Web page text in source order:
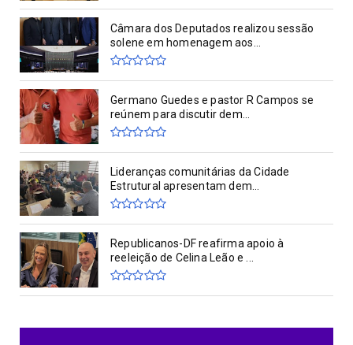
Câmara dos Deputados realizou sessão
solene em homenagem aos...
Germano Guedes e pastor R Campos se
reúnem para discutir dem...
Lideranças comunitárias da Cidade
Estrutural apresentam dem...
Republicanos-DF reafirma apoio à
reeleição de Celina Leão e ...